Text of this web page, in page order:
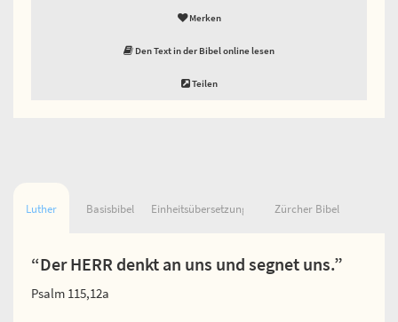
Merken
Den Text in der Bibel online lesen
Teilen
Luther Basisbibel Einheitsübersetzung Zürcher Bibel
“Der HERR denkt an uns und segnet uns.”
Psalm 115,12a